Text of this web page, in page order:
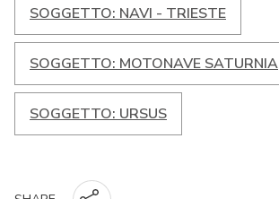
SOGGETTO: NAVI - TRIESTE
SOGGETTO: MOTONAVE SATURNIA
SOGGETTO: URSUS